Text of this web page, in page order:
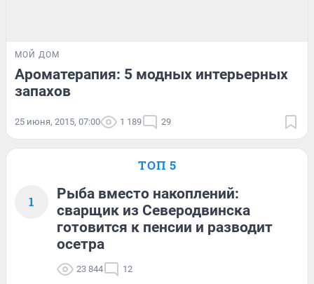
МОЙ ДОМ
Ароматерапия: 5 модных интерьерных
запахов
25 июня, 2015, 07:00 1 189 29
ТОП 5
1
Рыба вместо накоплений:
сварщик из Северодвинска
готовится к пенсии и разводит
осетра
23 844 12